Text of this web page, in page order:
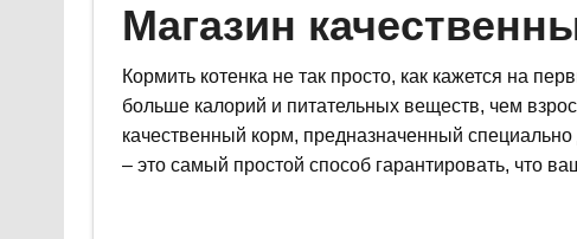
Магазин
Кормить котенка не так просто, как кажется на
больше калорий и питательных веществ, чем
качественный корм, предназначенный
– это самый простой способ гарантировать, что